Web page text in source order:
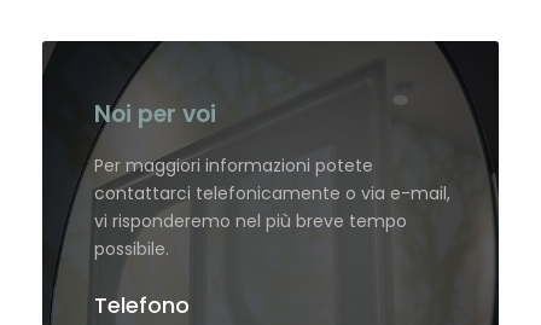
Noi per voi
Per maggiori informazioni potete
contattarci telefonicamente o via e-mail,
vi risponderemo nel più breve tempo
possibile.
Telefono